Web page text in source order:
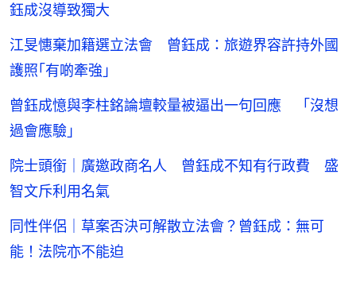
鈺成沒導致獨大
江旻憓棄加籍選立法會 曾鈺成：旅遊界容許持外國
護照｢有啲牽強｣
曾鈺成憶與李柱銘論壇較量被逼出一句回應 「沒想
過會應驗」
院士頭銜｜廣邀政商名人 曾鈺成不知有行政費 盛
智文斥利用名氣
同性伴侶｜草案否決可解散立法會？曾鈺成：無可
能！法院亦不能迫